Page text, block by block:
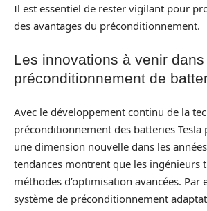
Il est essentiel de rester vigilant pour
des avantages du préconditionnement.
Les innovations à venir dans
préconditionnement de
Avec le développement continu de la
préconditionnement des batteries
une dimension nouvelle dans les
tendances montrent que les ingénieurs
méthodes d’optimisation avancées. Par
système de préconditionnement